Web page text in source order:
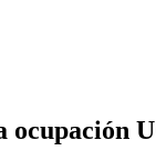
ocupación